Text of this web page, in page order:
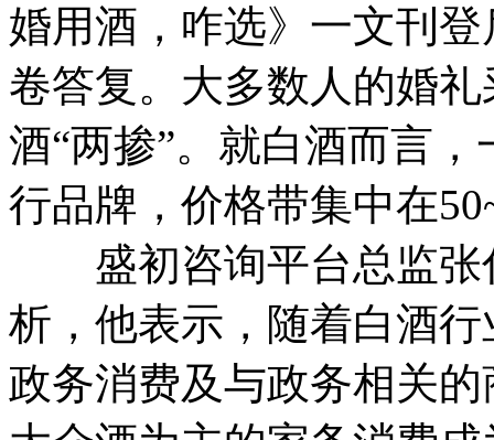
婚用酒，咋选》一文刊
卷答复。大多数人的婚
酒“两掺”。就白酒而言
行品牌，价格带集中在
盛初咨询平台总监张
析，他表示，随着白酒
政务消费及与政务相关